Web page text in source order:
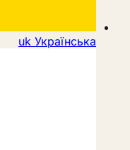
uk Українська